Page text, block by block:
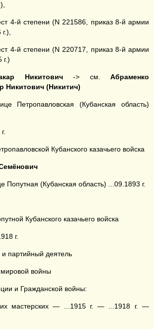
4-й степени (N 221586, приказ 8-й армии
4-й степени (N 220717, приказ 8-й армии
г.)
Никитович-> см.Абраменко
Никитович (Никитич)
Петропавловская (Кубанская область)
Кубанского казачьего войска
Попутная (Кубанская область) ...09.1893 г.
Кубанского казачьего войска
г.
и партийный деятель
мировой войны
и Гражданской войны:
мастерских — ...1915 г. — ...1918 г. —